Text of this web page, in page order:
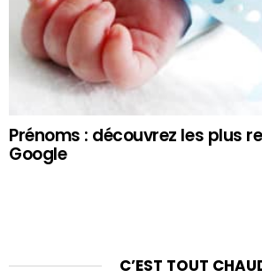
Prénoms : découvrez les plus
Google
C’EST TOUT